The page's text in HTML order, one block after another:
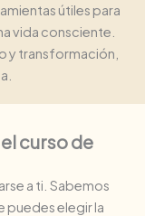
útiles para
vida consciente.
y transformación,
curso de
a ti. Sabemos
puedes elegir la